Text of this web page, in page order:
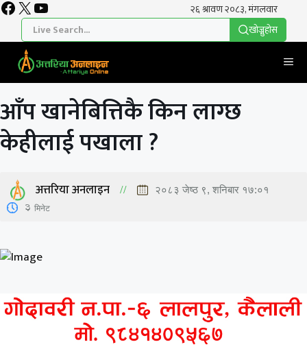
Skip
content
Facebook
X YouTube
खाेज्नुहाेस
आँप खानेबित्तिकै किन लाग्छ
केहीलाई पखाला ?
अत्तरिया अनलाइन २०८३ जेष्ठ ९, शनिबार १७:०१
3 मिनेट